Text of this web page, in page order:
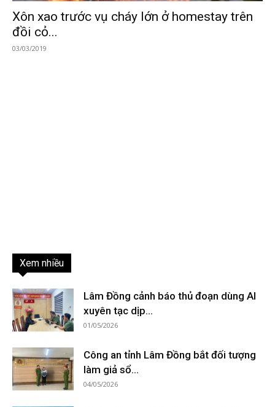
Xôn xao trước vụ cháy lớn ở homestay trên
đồi cỏ...
03/03/2019
Xem nhiều
Lâm Đồng cảnh báo thủ đoạn dùng AI
xuyên tạc dịp...
01/05/2026
Công an tỉnh Lâm Đồng bắt đối tượng
làm giả sổ...
04/05/2026